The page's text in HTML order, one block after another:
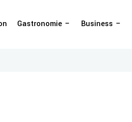
Gastronomie Business